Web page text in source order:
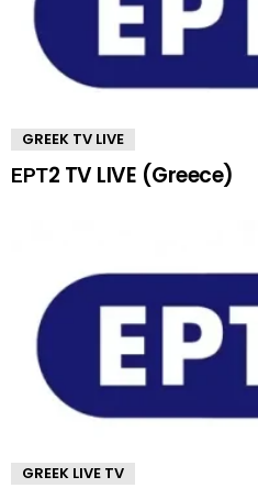
GREEK TV LIVE
ΕΡΤ2 TV LIVE (Greece)
GREEK LIVE TV